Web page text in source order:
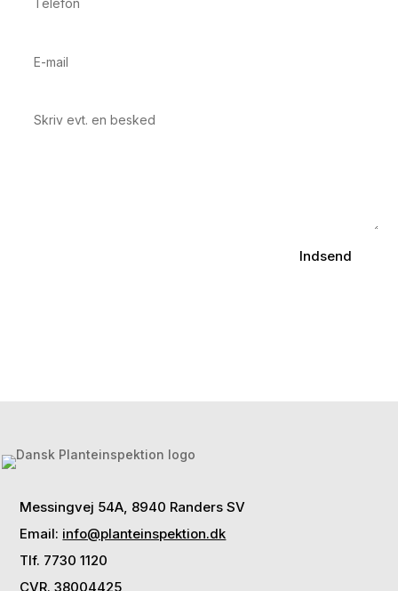
Indsend
Messingvej 54A, 8940 Randers SV
Email: info@planteinspektion.dk
Tlf. 7730 1120
CVR. 38004425